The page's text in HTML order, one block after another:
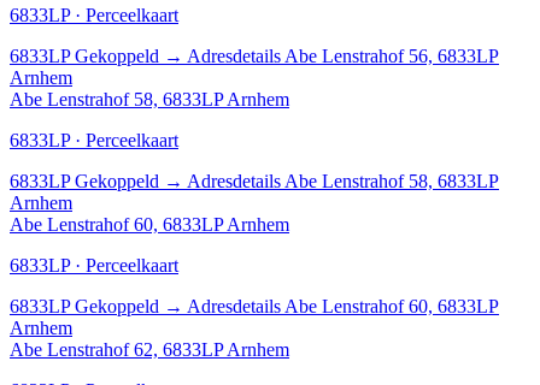
6833LP · Perceelkaart
6833LP Gekoppeld → Adresdetails Abe Lenstrahof 56, 6833LP
Arnhem
Abe Lenstrahof 58, 6833LP Arnhem
6833LP · Perceelkaart
6833LP Gekoppeld → Adresdetails Abe Lenstrahof 58, 6833LP
Arnhem
Abe Lenstrahof 60, 6833LP Arnhem
6833LP · Perceelkaart
6833LP Gekoppeld → Adresdetails Abe Lenstrahof 60, 6833LP
Arnhem
Abe Lenstrahof 62, 6833LP Arnhem